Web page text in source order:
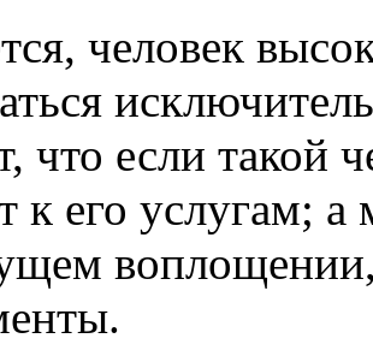
человек
что если такой
к его услугам;
воплощении,